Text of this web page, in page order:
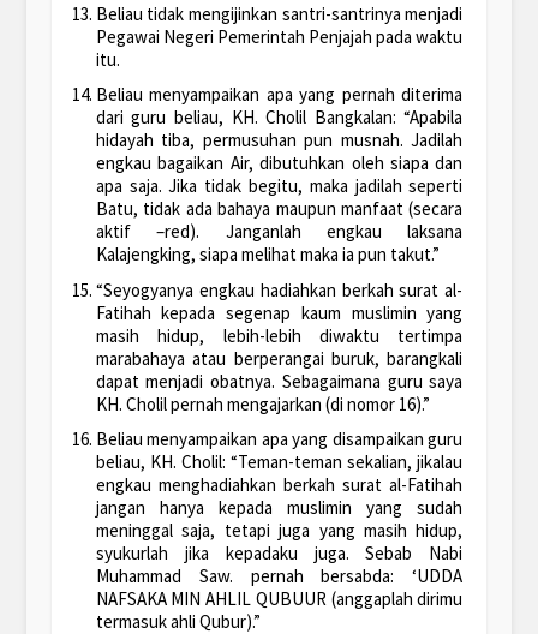
Beliau tidak mengijinkan santri-santrinya menjadi
Pegawai Negeri Pemerintah Penjajah pada waktu
itu.
Beliau menyampaikan apa yang pernah diterima
dari guru beliau, KH. Cholil Bangkalan: “Apabila
hidayah tiba, permusuhan pun musnah. Jadilah
engkau bagaikan Air, dibutuhkan oleh siapa dan
apa saja. Jika tidak begitu, maka jadilah seperti
Batu, tidak ada bahaya maupun manfaat (secara
aktif –red). Janganlah engkau laksana
Kalajengking, siapa melihat maka ia pun takut.”
“Seyogyanya engkau hadiahkan berkah surat al-
Fatihah kepada segenap kaum muslimin yang
masih hidup, lebih-lebih diwaktu tertimpa
marabahaya atau berperangai buruk, barangkali
dapat menjadi obatnya. Sebagaimana guru saya
KH. Cholil pernah mengajarkan (di nomor 16).”
Beliau menyampaikan apa yang disampaikan guru
beliau, KH. Cholil: “Teman-teman sekalian, jikalau
engkau menghadiahkan berkah surat al-Fatihah
jangan hanya kepada muslimin yang sudah
meninggal saja, tetapi juga yang masih hidup,
syukurlah jika kepadaku juga. Sebab Nabi
Muhammad Saw. pernah bersabda: ‘UDDA
NAFSAKA MIN AHLIL QUBUUR (anggaplah dirimu
termasuk ahli Qubur).”